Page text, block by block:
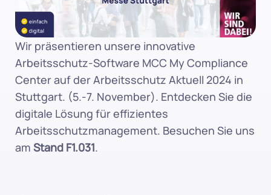
Wir präsentieren unsere innovative
Arbeitsschutz-Software MCC My Compliance
Center auf der Arbeitsschutz Aktuell 2024 in
Stuttgart. (5.-7. November). Entdecken Sie die
digitale Lösung für effizientes
Arbeitsschutzmanagement. Besuchen Sie uns
am Stand F1.031.